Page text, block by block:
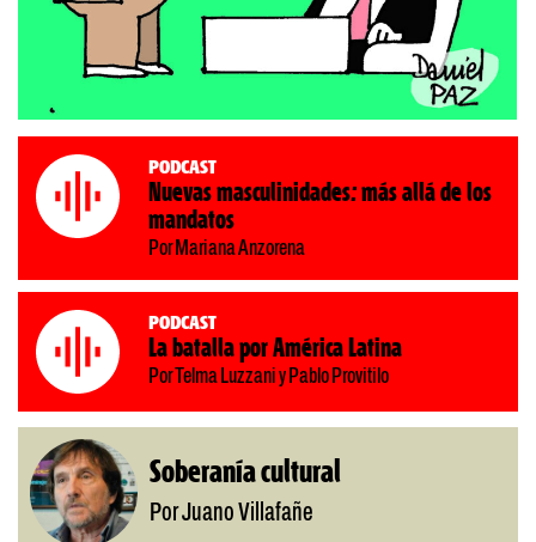
Podcast
Nuevas masculinidades: más allá de los
mandatos
Por Mariana Anzorena
Podcast
La batalla por América Latina
Por Telma Luzzani y Pablo Provitilo
Soberanía cultural
Por Juano Villafañe